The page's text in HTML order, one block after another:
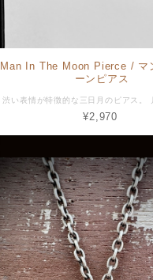
Man In The Moon Pierce / マ
ーンピアス
¥2,970